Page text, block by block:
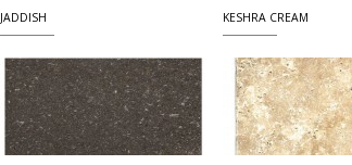
JADDISH KESHRA CREAM